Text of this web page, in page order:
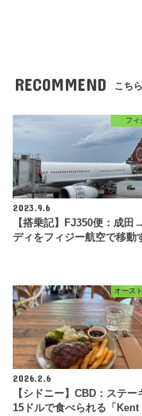
RECOMMEND こち
フィ
2023.9.6
【搭乗記】FJ350便：成田
ディをフィジー航空で移動
オース
2026.2.6
【シドニー】CBD：ステー
15ドルで食べられる「Kent